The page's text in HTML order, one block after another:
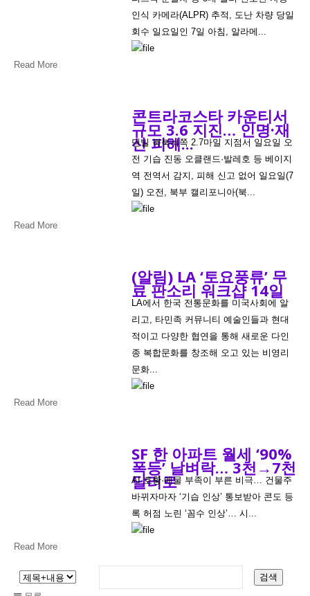
인식 카메라(ALPR) 추적, 도난 차량 당일
회수 일요일인 7일 아침, 알라메...
Read More
콘트라코스타 카운티서
규모 3.6 지진… 인명·재
산 피해...
댄빌 북북서쪽 2.7마일 지점서 일요일 오
전 기습 진동 오클랜드·발레호 등 베이지
역 전역서 감지, 피해 신고 없어 일요일(7
일) 오전, 북부 캘리포니아(북...
Read More
(알림) LA ‘토요풍류’ 무
료 판소리 워크샵 14일
LA에서 한국 전통문화를 미국사회에 알
리고, 타민족 커뮤니티 예술인들과 현대
적이고 다양한 협연을 통해 새로운 다인
종 복합문화를 창조해 오고 있는 비영리
문화...
Read More
SF 한 아파트 월세 ‘90%
폭등’ 날벼락… 3천→7천
달러로
AI 호황·매물 부족이 부른 비극… 건물주
바뀌자마자 ‘기습 인상’ 통보받아 콘도 등
록 허점 노린 ‘꼼수 인상’… 시...
Read More
검색